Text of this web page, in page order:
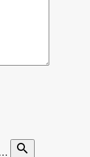
search